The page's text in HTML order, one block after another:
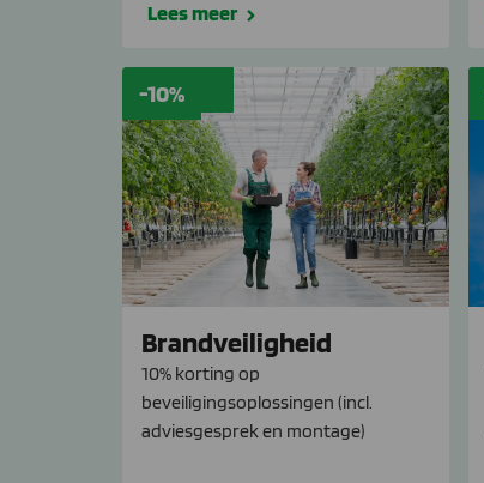
Lees meer
-10%
Brandveiligheid
10% korting op
beveiligingsoplossingen (incl.
adviesgesprek en montage)